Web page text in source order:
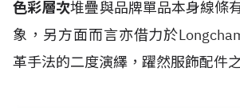
色彩層次堆疊與品牌單品本身線條
象，另方面而言亦借力於
革手法的二度演繹，躍然服飾配件